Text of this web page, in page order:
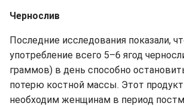
Чернослив
Последние исследования показали,
употребление всего 5–6 ягод
граммов) в день способно
потерю костной массы. Этот
необходим женщинам в период